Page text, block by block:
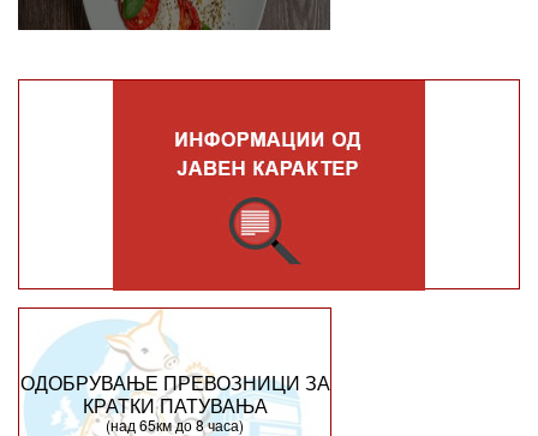
ОДОБРУВАЊЕ ПРЕВОЗНИЦИ ЗА
КРАТКИ ПАТУВАЊА
(над 65км до 8 часа)